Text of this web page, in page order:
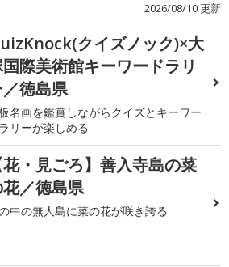
2026/08/10 更新
クイズノック)×大
際美術館キーワードラリ
徳島県
名画を鑑賞しながらクイズとキーワー
リーが楽しめる
花・見ごろ】善入寺島の菜
／徳島県
中の無人島に菜の花が咲き誇る